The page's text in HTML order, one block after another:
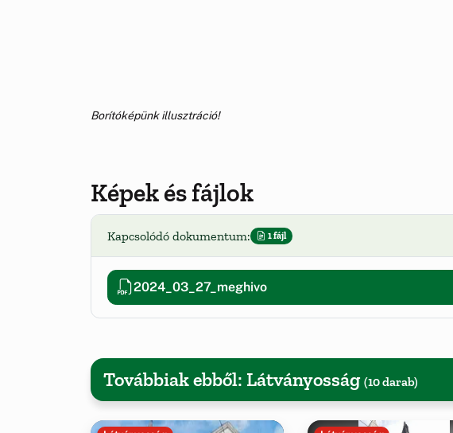
Borítóképünk illusztráció!
Képek és fájlok
Kapcsolódó dokumentum: 1 fájl
2024_03_27_meghivo
Továbbiak ebből: Látványosság (10 darab)